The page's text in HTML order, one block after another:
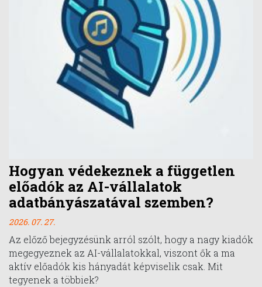
Hogyan védekeznek a független
előadók az AI-vállalatok
adatbányászatával szemben?
2026. 07. 27.
Az előző bejegyzésünk arról szólt, hogy a nagy kiadók
megegyeznek az AI-vállalatokkal, viszont ők a ma
aktív előadók kis hányadát képviselik csak. Mit
tegyenek a többiek?